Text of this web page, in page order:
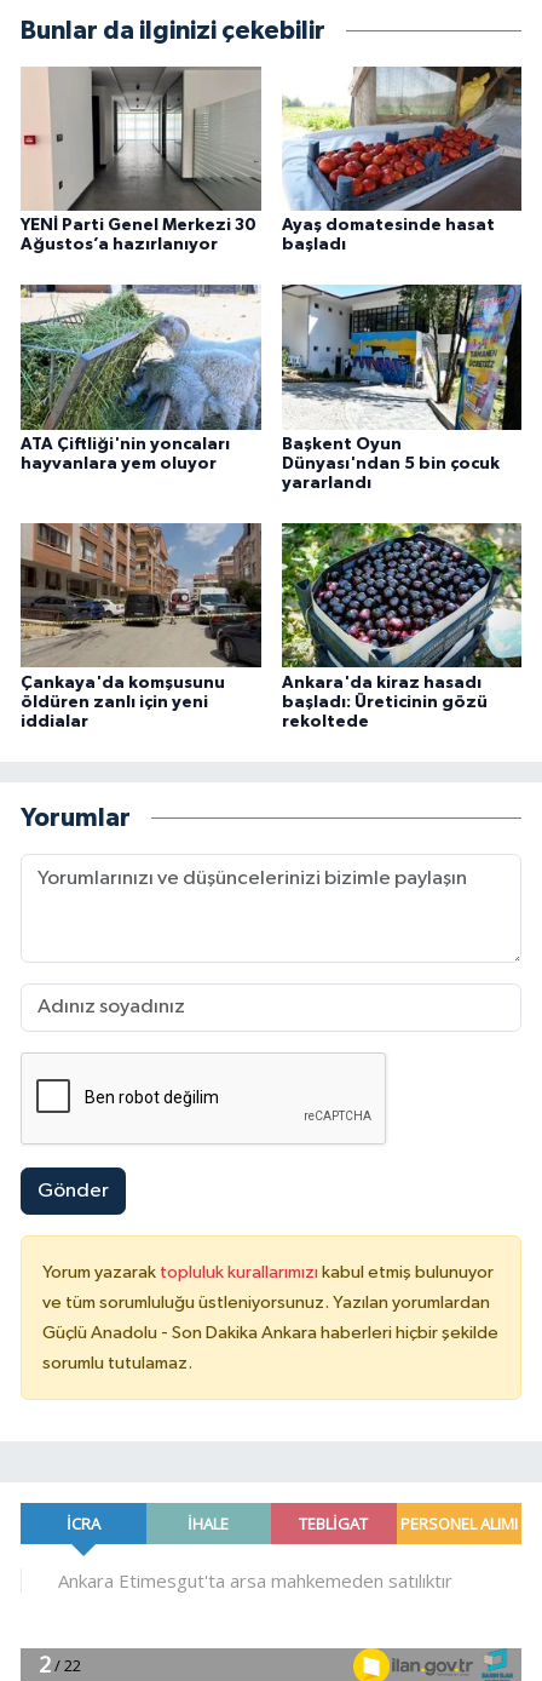
Bunlar da ilginizi çekebilir
YENİ Parti Genel Merkezi 30
Ağustos’a hazırlanıyor
Ayaş domatesinde hasat
başladı
ATA Çiftliği'nin yoncaları
hayvanlara yem oluyor
Başkent Oyun
Dünyası'ndan 5 bin çocuk
yararlandı
Çankaya'da komşusunu
öldüren zanlı için yeni
iddialar
Ankara'da kiraz hasadı
başladı: Üreticinin gözü
rekoltede
Yorumlar
Gönder
Yorum yazarak topluluk kurallarımızı kabul etmiş bulunuyor
ve tüm sorumluluğu üstleniyorsunuz. Yazılan yorumlardan
Güçlü Anadolu - Son Dakika Ankara haberleri hiçbir şekilde
sorumlu tutulamaz.